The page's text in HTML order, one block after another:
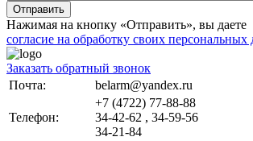
Отправить
Нажимая на кнопку «Отправить», вы даете
согласие на обработку своих
Заказать обратный звонок
Почта:
belarm@yandex.ru
Телефон:
+7 (4722) 77-88-88
34-42-62 , 34-59-56
34-21-84